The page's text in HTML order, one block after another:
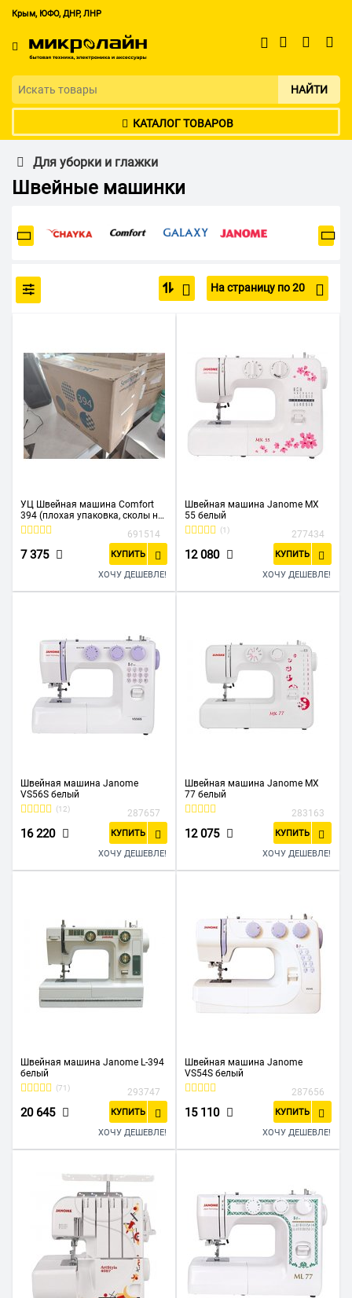
Крым, ЮФО, ДНР, ЛНР
НАЙТИ
КАТАЛОГ ТОВАРОВ
Для уборки и глажки
Швейные машинки
На страницу по 20
УЦ Швейная машина Comfort
394 (плохая упаковка, сколы на
корпусе)
691514
7 375 КУПИТЬ
ХОЧУ ДЕШЕВЛЕ!
Швейная машина Janome MX
55 белый
(1) 277434
12 080 КУПИТЬ
ХОЧУ ДЕШЕВЛЕ!
Швейная машина Janome
VS56S белый
(12) 287657
16 220 КУПИТЬ
ХОЧУ ДЕШЕВЛЕ!
Швейная машина Janome MX
77 белый
283163
12 075 КУПИТЬ
ХОЧУ ДЕШЕВЛЕ!
Швейная машина Janome L-394
белый
(71) 293747
20 645 КУПИТЬ
ХОЧУ ДЕШЕВЛЕ!
Швейная машина Janome
VS54S белый
287656
15 110 КУПИТЬ
ХОЧУ ДЕШЕВЛЕ!